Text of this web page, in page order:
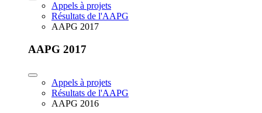
Appels à projets
Résultats de l'AAPG
AAPG 2017
AAPG 2017
Appels à projets
Résultats de l'AAPG
AAPG 2016